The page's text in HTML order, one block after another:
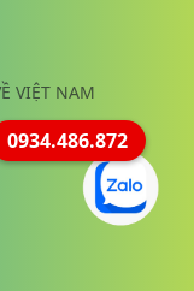
VIỆT NAM
0934.486.872